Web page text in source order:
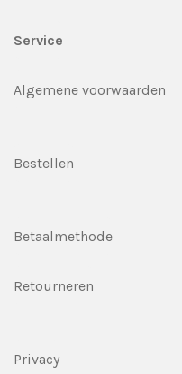
Service
Algemene voorwaarden
Bestellen
Betaalmethode
Retourneren
Privacy